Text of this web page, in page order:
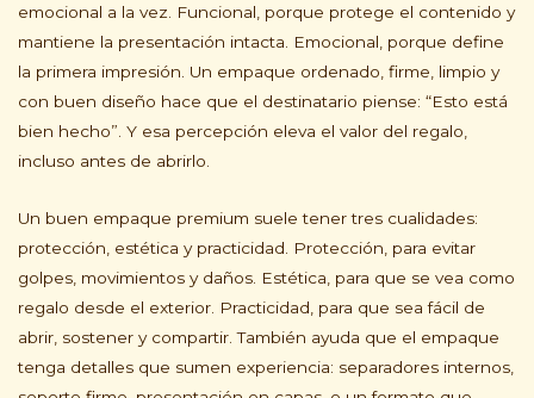
emocional a la vez. Funcional, porque protege el contenido y
mantiene la presentación intacta. Emocional, porque define
la primera impresión. Un empaque ordenado, firme, limpio y
con buen diseño hace que el destinatario piense: “Esto está
bien hecho”. Y esa percepción eleva el valor del regalo,
incluso antes de abrirlo.
Un buen empaque premium suele tener tres cualidades:
protección, estética y practicidad. Protección, para evitar
golpes, movimientos y daños. Estética, para que se vea como
regalo desde el exterior. Practicidad, para que sea fácil de
abrir, sostener y compartir. También ayuda que el empaque
tenga detalles que sumen experiencia: separadores internos,